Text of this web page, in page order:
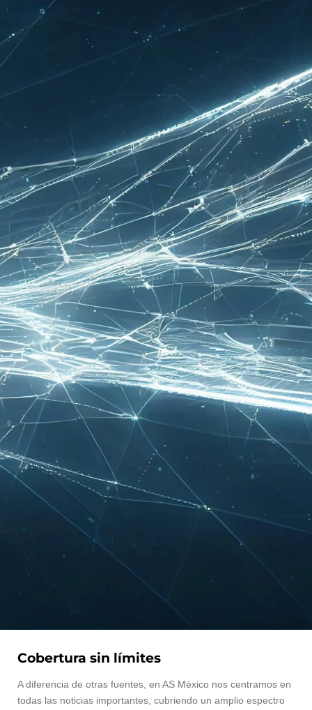
Cobertura sin límites
A diferencia de otras fuentes, en AS México nos centramos en
todas las noticias importantes, cubriendo un amplio espectro